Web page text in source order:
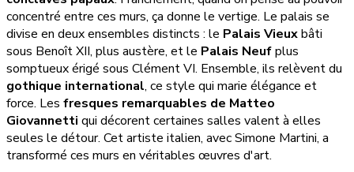
concentré entre ces murs, ça donne le vertige. Le palais se
divise en deux ensembles distincts : le Palais Vieuxbâti
sous Benoît XII, plus austère, et le Palais Neufplus
somptueux érigé sous Clément VI. Ensemble, ils relèvent du
gothique international, ce style qui marie élégance et
force. Les fresques remarquables de Matteo
Giovannetti qui décorent certaines salles valent à elles
seules le détour. Cet artiste italien, avec Simone Martini, a
transformé ces murs en véritables œuvres d'art.